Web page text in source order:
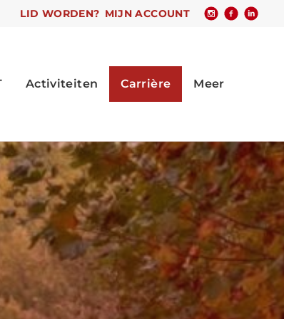
LID WORDEN? MIJN ACCOUNT